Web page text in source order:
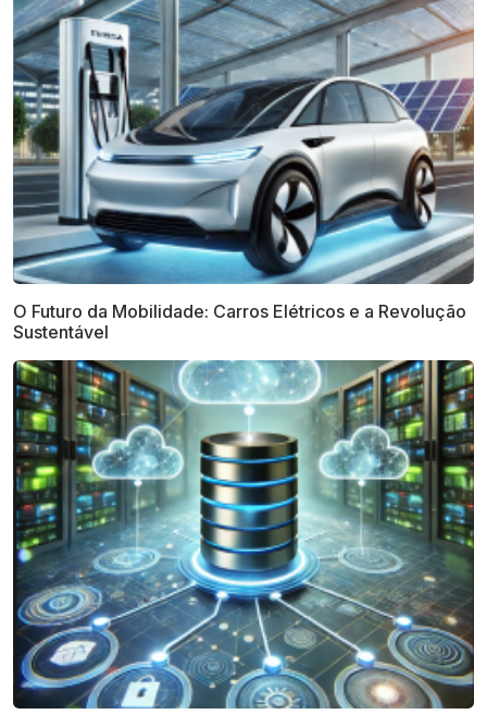
O Futuro da Mobilidade: Carros Elétricos e a Revolução
Sustentável